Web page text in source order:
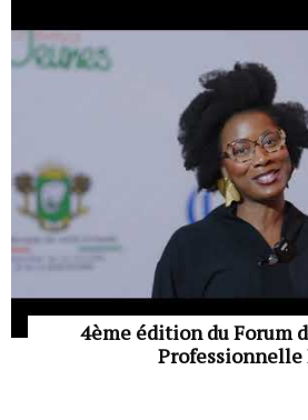
4ème édition du Forum
Professionnelle